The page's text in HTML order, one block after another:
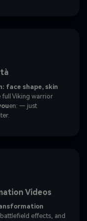
face shape, skin
full Viking warrior
en: — just
Videos
effects, and